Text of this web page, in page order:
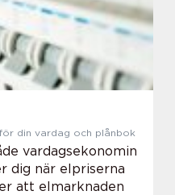
för din vardag och plånbok
vardagsekonomin
dig när elpriserna
att elmarknaden